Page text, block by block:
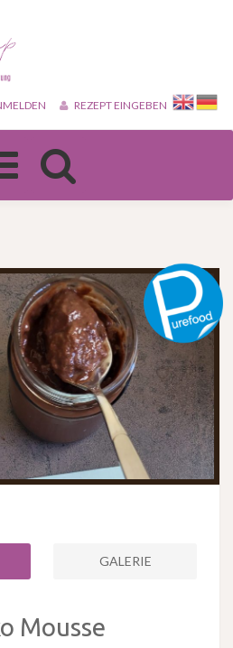
REZEPT EINGEBEN
GALERIE
Mousse